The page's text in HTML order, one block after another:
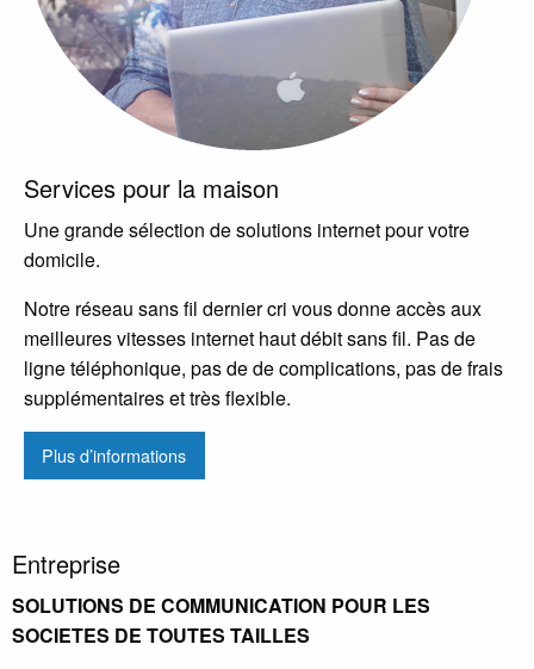
Services pour la maison
Une grande sélection de solutions internet pour votre
domicile.
Notre réseau sans fil dernier cri vous donne accès aux
meilleures vitesses internet haut débit sans fil. Pas de
ligne téléphonique, pas de de complications, pas de frais
supplémentaires et très flexible.
Plus d’informations
Entreprise
SOLUTIONS DE COMMUNICATION POUR LES
SOCIETES DE TOUTES TAILLES